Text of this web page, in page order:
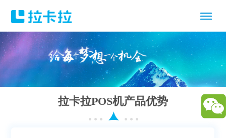
拉卡拉POS机产品优势